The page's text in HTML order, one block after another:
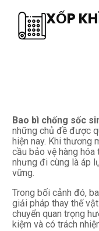
XỐP
Bao bì chống sốc
những chủ đề được
hiện nay. Khi thương
cầu bảo vệ hàng hóa
nhưng đi cùng là áp
vững.
Trong bối cảnh đó,
giải pháp thay thế
chuyển quan trọng
kiệm và có trách